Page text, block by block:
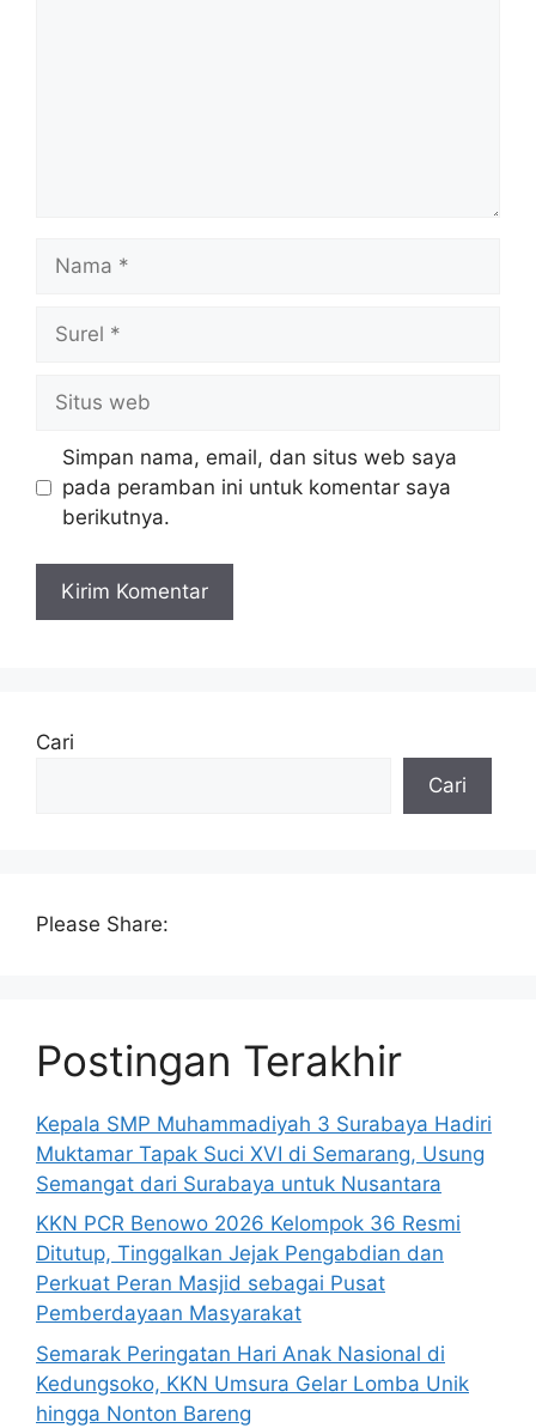
Nama
Surel
Situs
web
Simpan nama, email, dan situs web saya
pada peramban ini untuk komentar saya
berikutnya.
Cari
Cari
Please Share:
Postingan Terakhir
Kepala SMP Muhammadiyah 3 Surabaya Hadiri
Muktamar Tapak Suci XVI di Semarang, Usung
Semangat dari Surabaya untuk Nusantara
KKN PCR Benowo 2026 Kelompok 36 Resmi
Ditutup, Tinggalkan Jejak Pengabdian dan
Perkuat Peran Masjid sebagai Pusat
Pemberdayaan Masyarakat
Semarak Peringatan Hari Anak Nasional di
Kedungsoko, KKN Umsura Gelar Lomba Unik
hingga Nonton Bareng